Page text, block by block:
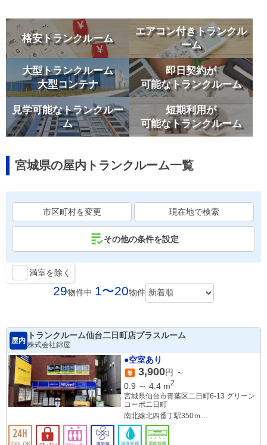
格安トランクルーム
エアコン付きトランクル
ーム
大型トランクルーム
大型コンテナ
即日契約が
可能なトランクルーム
見学可能なトランクルー
ム
短期利用が
可能なトランクルーム
宮城県の屋内トランクルーム一覧
市区町村を変更 現在地で検索
その他の条件を設定
満室を除く
29物件中 1〜20物件
屋内
トランクルーム仙台二日町店プラスルーム
株式会社錦屋
●空室あり
3,900円 ～
0.9 ～ 4.4 m2
宮城県仙台市青葉区二日町6-13 グリーン
コーポ二日町
南北線北四番丁駅350ｍ
南北線勾当台公園駅400ｍ
仙台駅1.6㎞